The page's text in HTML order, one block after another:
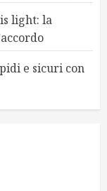
light: la
e sicuri con